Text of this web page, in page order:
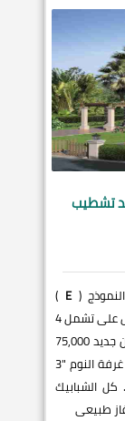
تشطيب
(
E
)
تطل على تشمل 4
نوم 5 حمام 3 بلكونة تشطيب خاص للإيجار قانون جديد 75,000
جنيه و تم توسيع غرفة السطح والبروز ببلكونة غرفة النوم "3
كل الشبابيك
طبيعى